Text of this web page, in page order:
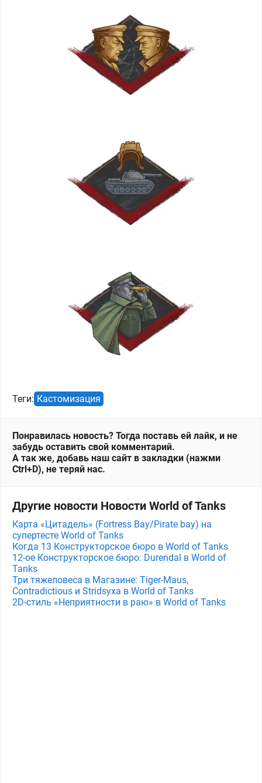
Теги: Кастомизация
Понравилась новость? Тогда поставь ей лайк, и не
забудь оставить свой комментарий.
А так же, добавь наш сайт в закладки (нажми
Ctrl+D), не теряй нас.
Другие новости Новости World of Tanks
Карта «Цитадель» (Fortress Bay/Pirate bay) на
супертесте World of Tanks
Когда 13 Конструкторское бюро в World of Tanks
12-ое Конструкторское бюро: Durendal в World of
Tanks
Три тяжеловеса в Магазине: Tiger-Maus,
Contradictious и Stridsyxa в World of Tanks
2D-стиль «Неприятности в раю» в World of Tanks